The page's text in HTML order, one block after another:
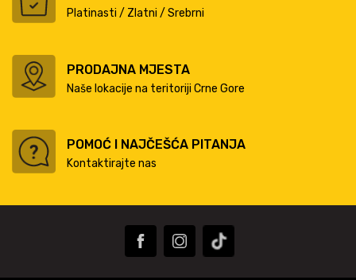
Platinasti / Zlatni / Srebrni
PRODAJNA MJESTA
Naše lokacije na teritoriji Crne Gore
POMOĆ I NAJČEŠĆA PITANJA
Kontaktirajte nas